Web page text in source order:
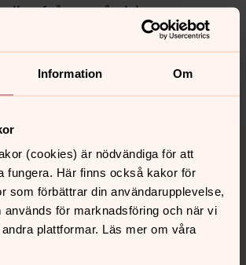
Information Om
(cookies) är nödvändiga för att
fungera. Här finns också kakor för
som förbättrar din användarupplevelse,
för marknadsföring och när vi
plattformar. Läs mer om våra
frågor på sidans